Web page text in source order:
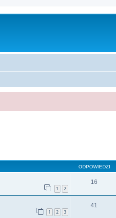
ODPOWIEDZI
1 2
16
1 2 3
41